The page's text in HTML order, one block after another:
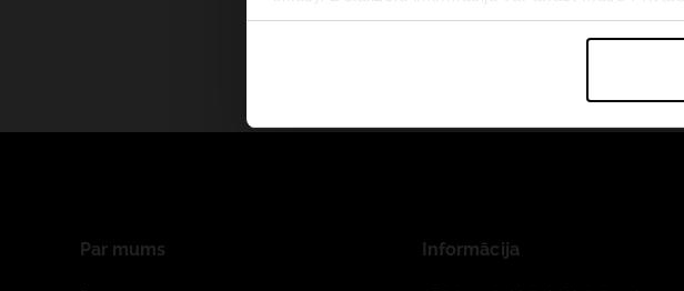
VEIKALU
Par mums Informācija